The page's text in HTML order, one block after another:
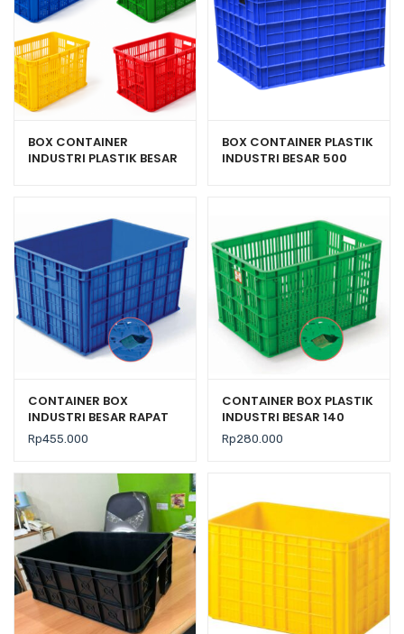
BOX CONTAINER
INDUSTRI PLASTIK BESAR
BOX CONTAINER PLASTIK
INDUSTRI BESAR 500
CONTAINER BOX
INDUSTRI BESAR RAPAT
RODA HANATA 3101
VOLUME 200 LITER
Rp455.000
CONTAINER BOX PLASTIK
INDUSTRI BESAR 140
LITER BERLUBANG RODA
HANATA 3000
Rp280.000